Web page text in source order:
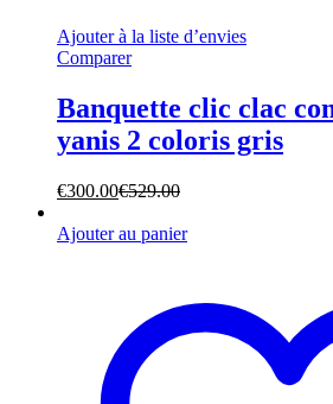
Ajouter à la liste d’envies
Comparer
Banquette clic clac
yanis 2 coloris gris
€300.00€529.00
Ajouter au panier